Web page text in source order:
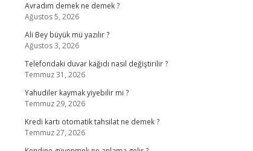
Avradım demek ne demek ?
Ağustos 5, 2026
Ali Bey büyük mü yazılır ?
Ağustos 3, 2026
Telefondaki duvar kağıdı nasıl değiştirilir ?
Temmuz 31, 2026
Yahudiler kaymak yiyebilir mi ?
Temmuz 29, 2026
Kredi kartı otomatik tahsilat ne demek ?
Temmuz 27, 2026